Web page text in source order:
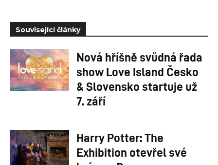
Související články
Nová hříšně svůdná řada
show Love Island Česko
& Slovensko startuje už
7. září
Harry Potter: The
Exhibition otevřel své